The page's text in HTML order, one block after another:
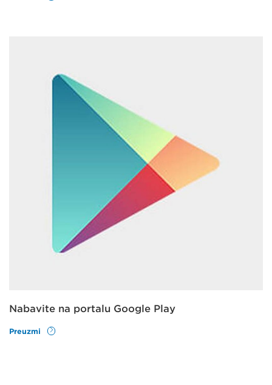
Nabavite na portalu Google Play
Preuzmi